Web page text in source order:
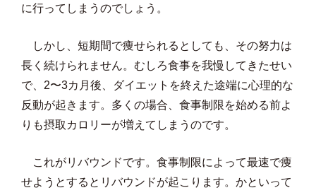
に行ってしまうのでしょう。
しかし、短期間で痩せられるとしても、その努力は
長く続けられません。むしろ食事を我慢してきたせい
で、2〜3カ月後、ダイエットを終えた途端に心理的な
反動が起きます。多くの場合、食事制限を始める前よ
りも摂取カロリーが増えてしまうのです。
これがリバウンドです。食事制限によって最速で痩
せようとするとリバウンドが起こります。かといって